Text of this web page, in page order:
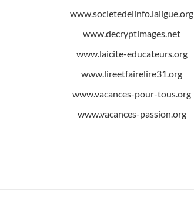
www.societedelinfo.laligue.org
www.decryptimages.net
www.laicite-educateurs.org
www.lireetfairelire31.org
www.vacances-pour-tous.org
www.vacances-passion.org